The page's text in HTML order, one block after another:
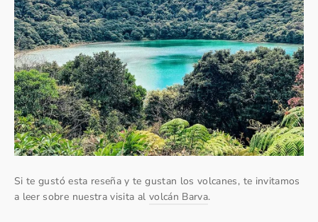
Si te gustó esta reseña y te gustan los volcanes, te invitamos
a leer sobre nuestra visita al volcán Barva.